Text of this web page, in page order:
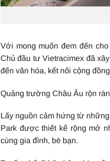
Với mong muốn đem đến
Chủ đầu tư Vietracimex đã
đến văn hóa, kết nối cộng
Quảng trường Châu Âu rộn
Lấy nguồn cảm hứng từ
Park được thiết kế rộng mở
cùng gia đình, bè bạn.